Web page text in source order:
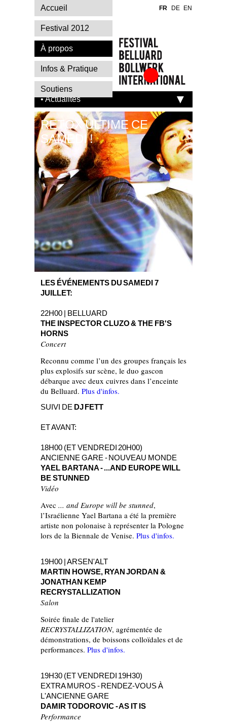
Festival Belluard
International
• Actualités
RETOX ULTIME CE
SAMEDI !
LES ÉVÉNEMENTS DU SAMEDI 7
JUILLET:
22H00 | BELLUARD
THE INSPECTOR CLUZO & THE FB'S
HORNS
Concert
Reconnu comme l’un des groupes français les
plus explosifs sur scène, le duo gascon
débarque avec deux cuivres dans l’enceinte
du Belluard. Plus d'infos.
SUIVI DE DJ FETT
ET AVANT:
18H00 (ET VENDREDI 20H00)
ANCIENNE GARE - NOUVEAU MONDE
YAEL BARTANA - ...AND EUROPE WILL
BE STUNNED
Vidéo
Avec ... and Europe will be stunned,
l’Israélienne Yael Bartana a été la première
artiste non polonaise à représenter la Pologne
lors de la Biennale de Venise. Plus d'infos.
19H00 | ARSEN'ALT
MARTIN HOWSE, RYAN JORDAN &
JONATHAN KEMP
RECRYSTALLIZATION
Salon
Soirée finale de l'atelier
RECRYSTALLIZATION, agrémentée de
démonstrations, de boissons colloïdales et de
performances. Plus d'infos.
19H30 (ET VENDREDI 19H30)
EXTRA MUROS - RENDEZ-VOUS À
L'ANCIENNE GARE
DAMIR TODOROVIC - AS IT IS
Performance
Accueil
Festival 2012
À propos
Infos & Pratique
Soutiens
FR DE EN